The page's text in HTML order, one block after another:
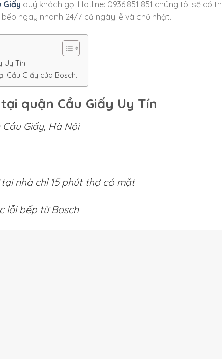
Giấy quý khách gọi Hotline: 0936.851.851 chúng tôi sẽ có
ngay nhanh 24/7 cả ngày lễ và chủ nhật.
Uy Tín
Cầu Giấy của Bosch.
quận Cầu Giấy Uy Tín
Giấy, Hà Nội
nhà chỉ 15 phút thợ có mặt
lỗi bếp từ Bosch